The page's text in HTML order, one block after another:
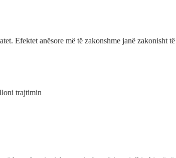
Efektet anësore më të zakonshme janë zakonisht
trajtimin